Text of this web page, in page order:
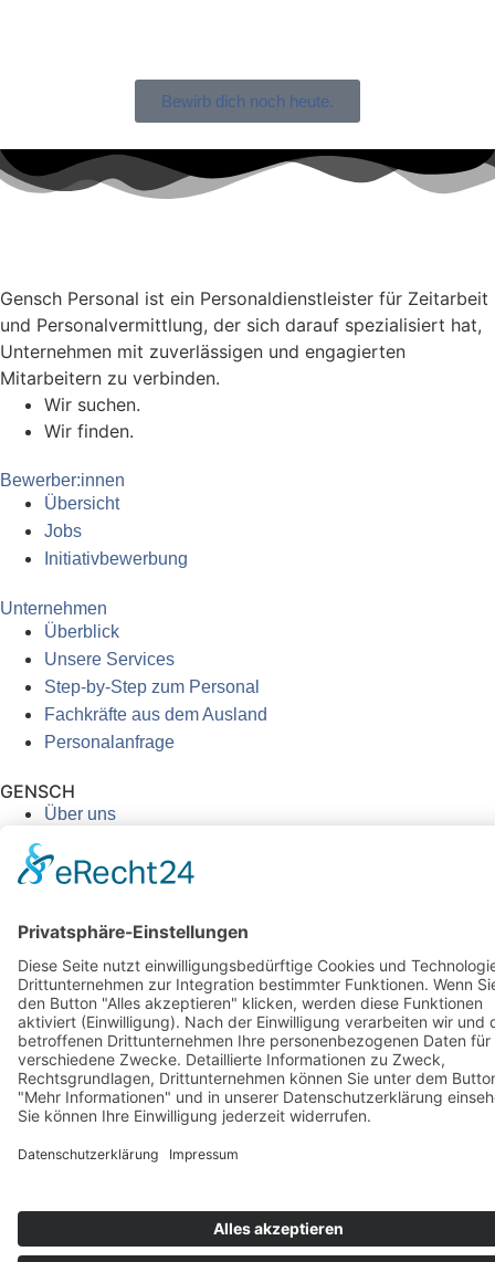
Bewirb dich noch heute.
Gensch Personal ist ein Personaldienstleister für Zeitarbeit
und Personalvermittlung, der sich darauf spezialisiert hat,
Unternehmen mit zuverlässigen und engagierten
Mitarbeitern zu verbinden.
Wir suchen.
Wir finden.
Bewerber:innen
Übersicht
Jobs
Initiativbewerbung
Unternehmen
Überblick
Unsere Services
Step-by-Step zum Personal
Fachkräfte aus dem Ausland
Personalanfrage
GENSCH
Über uns
Rechtliches
Datenschutz
Cookie-Einstellungen